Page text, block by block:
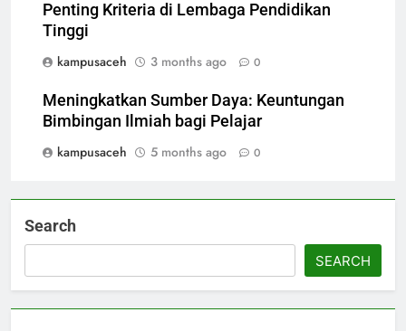
Penting Kriteria di Lembaga Pendidikan
Tinggi
kampusaceh
3 months ago 0
Meningkatkan Sumber Daya: Keuntungan
Bimbingan Ilmiah bagi Pelajar
kampusaceh
5 months ago 0
Search
SEARCH